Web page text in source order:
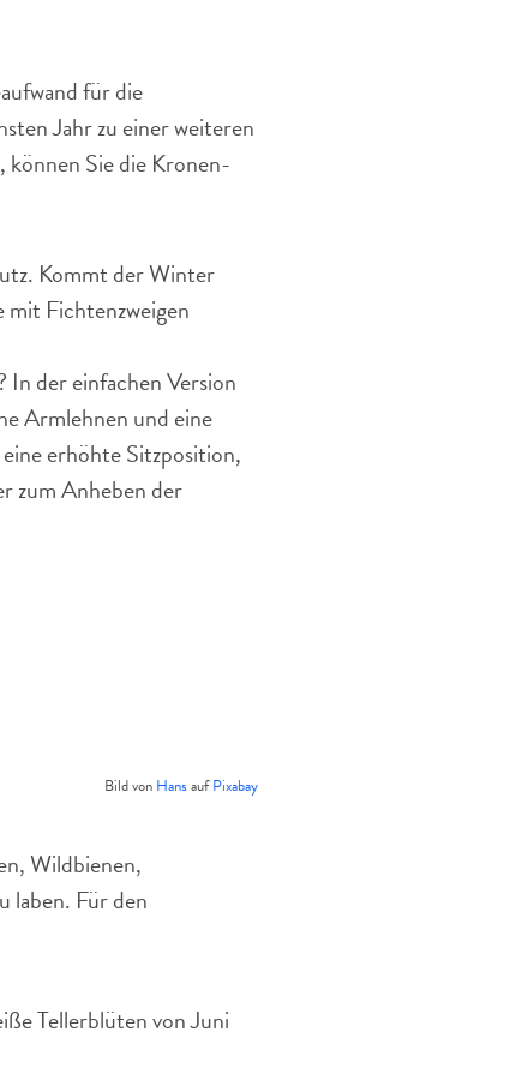
für die
Jahr zu einer weiteren
können Sie die Kronen-
Kommt der Winter
mit Fichtenzweigen
In der einfachen Version
Armlehnen und eine
erhöhte Sitzposition,
zum Anheben der
Bild von Hans aufPixabay
Wildbienen,
laben. Für den
Tellerblüten von Juni